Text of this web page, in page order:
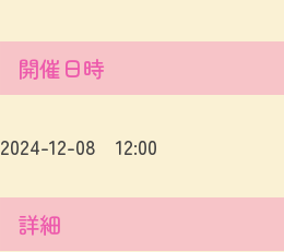
開催日時
2024-12-08 12:00
詳細